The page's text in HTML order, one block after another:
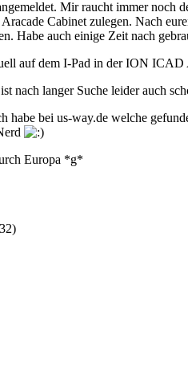
Mir raucht immer noch
Cabinet zulegen. Nach
Habe auch einige Zeit nach
auf dem I-Pad in der ION
nach langer Suche leider auch
habe bei us-way.de welche
Europa *g*
)